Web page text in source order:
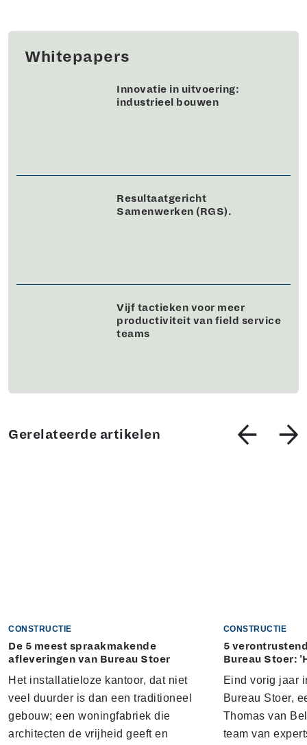
Whitepapers
Innovatie in uitvoering:
industrieel bouwen
Resultaatgericht
Samenwerken (RGS).
Vijf tactieken voor meer
productiviteit van field service
teams
Gerelateerde artikelen
CONSTRUCTIE
De 5 meest spraakmakende
afleveringen van Bureau Stoer
Het installatieloze kantoor, dat niet
veel duurder is dan een traditioneel
gebouw; een woningfabriek die
architecten de vrijheid geeft en
CONSTRUCTIE
5
Bureau Stoer:
Eind vorig jaar
Bureau Stoer,
Thomas van
team van